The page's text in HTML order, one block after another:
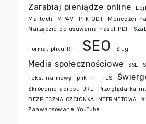
Zarabiaj pieniądze online
Martech
MP4V Plik ODT
Menedżer
Narzędzie do usuwania haseł PDF
Format pliku RTF SEO Slug
Media społecznościowe SSL
Tekst na mowę
plik TIF TLS
Skrócenie adresu URL
Przeglądarka
BEZPIECZNA CZCIONKA INTERNETOWA
Zaawansowane YouTube